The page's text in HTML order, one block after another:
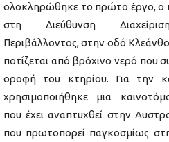
ολοκληρώθηκε το πρώτο έργο, ο
στη Διεύθυνση
Περιβάλλοντος, στην οδό
ποτίζεται από βρόχινο νερό που
οροφή του κτηρίου. Για την
χρησιμοποιήθηκε μια
που έχει αναπτυχθεί στην
που πρωτοπορεί παγκοσμίως